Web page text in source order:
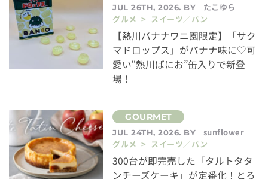
JUL 26TH, 2026. BY
たこゆら
グルメ > スイーツ／パン
【熱川バナナワニ園限定】「サク
マドロップス」がバナナ味に♡可
愛い“熱川ばにお”缶入りで新登
場！
JUL 24TH, 2026. BY
sunflower
グルメ > スイーツ／パン
300台が即完売した「タルトタタ
ンチーズケーキ」が定番化！とろ